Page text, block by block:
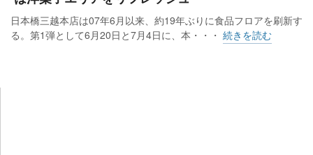
日本橋三越本店は07年6月以来、約19年ぶりに食品フロアを刷新す
る。第1弾として6月20日と7月4日に、本・・・ 続きを読む